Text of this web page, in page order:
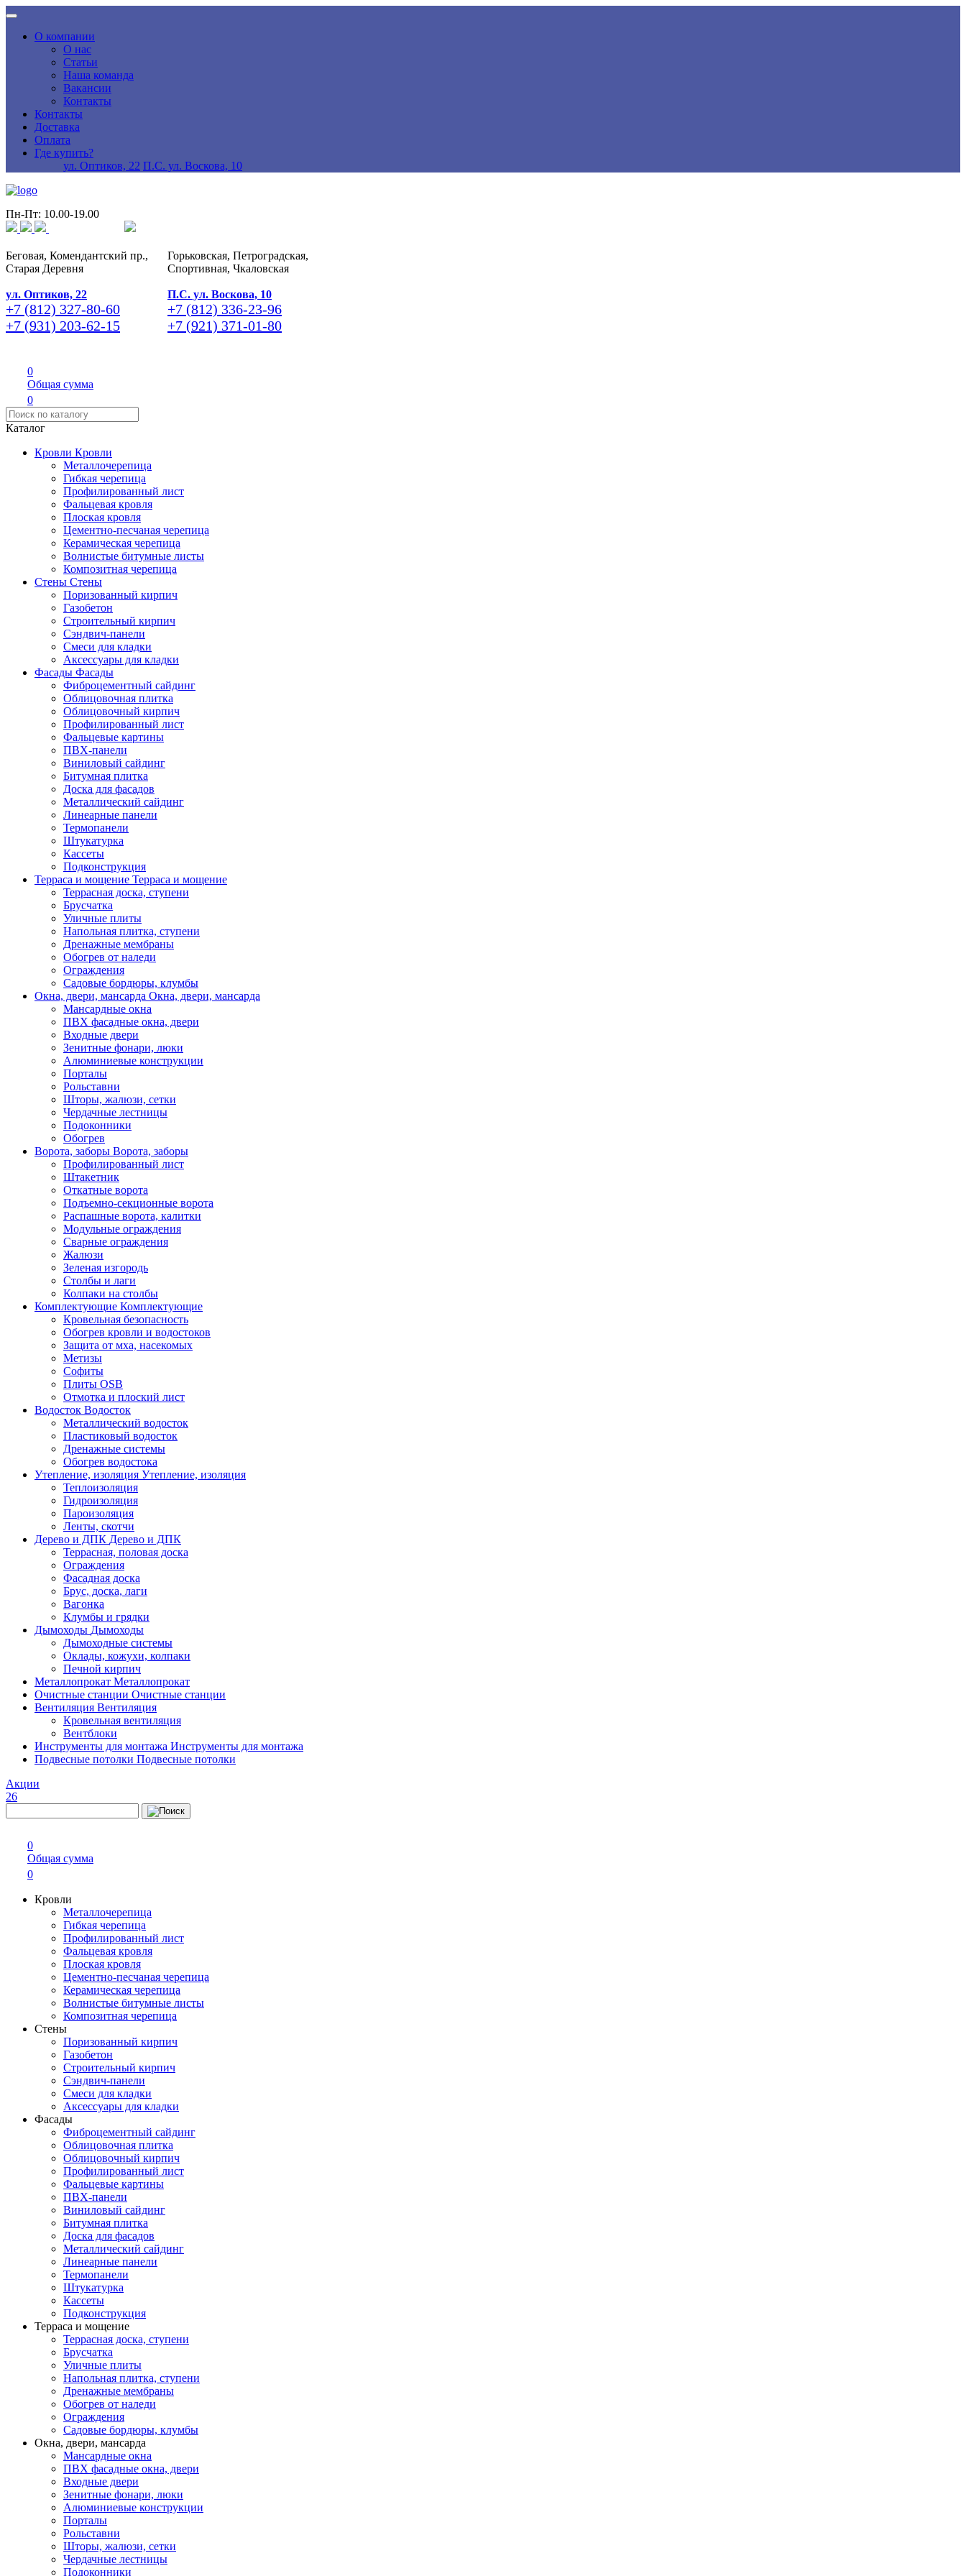
О компании
О нас
Статьи
Наша команда
Вакансии
Контакты
Контакты
Доставка
Оплата
Где купить?
ул. Оптиков, 22 П.С. ул. Воскова, 10
Пн-Пт: 10.00-19.00
Беговая, Комендантский пр.,
Старая Деревня
ул. Оптиков, 22
+7 (812) 327-80-60
+7 (931) 203-62-15
Горьковская, Петроградская,
Спортивная, Чкаловская
П.С. ул. Воскова, 10
+7 (812) 336-23-96
+7 (921) 371-01-80
0
Общая сумма
0
Каталог
Кровли Кровли
Металлочерепица
Гибкая черепица
Профилированный лист
Фальцевая кровля
Плоская кровля
Цементно-песчаная черепица
Керамическая черепица
Волнистые битумные листы
Композитная черепица
Стены Стены
Поризованный кирпич
Газобетон
Строительный кирпич
Сэндвич-панели
Смеси для кладки
Аксессуары для кладки
Фасады Фасады
Фиброцементный сайдинг
Облицовочная плитка
Облицовочный кирпич
Профилированный лист
Фальцевые картины
ПВХ-панели
Виниловый сайдинг
Битумная плитка
Доска для фасадов
Металлический сайдинг
Линеарные панели
Термопанели
Штукатурка
Кассеты
Подконструкция
Терраса и мощение Терраса и мощение
Террасная доска, ступени
Брусчатка
Уличные плиты
Напольная плитка, ступени
Дренажные мембраны
Обогрев от наледи
Ограждения
Садовые бордюры, клумбы
Окна, двери, мансарда Окна, двери, мансарда
Мансардные окна
ПВХ фасадные окна, двери
Входные двери
Зенитные фонари, люки
Алюминиевые конструкции
Порталы
Рольставни
Шторы, жалюзи, сетки
Чердачные лестницы
Подоконники
Обогрев
Ворота, заборы Ворота, заборы
Профилированный лист
Штакетник
Откатные ворота
Подъемно-секционные ворота
Распашные ворота, калитки
Модульные ограждения
Сварные ограждения
Жалюзи
Зеленая изгородь
Столбы и лаги
Колпаки на столбы
Комплектующие Комплектующие
Кровельная безопасность
Обогрев кровли и водостоков
Защита от мха, насекомых
Метизы
Софиты
Плиты OSB
Отмотка и плоский лист
Водосток Водосток
Металлический водосток
Пластиковый водосток
Дренажные системы
Обогрев водостока
Утепление, изоляция Утепление, изоляция
Теплоизоляция
Гидроизоляция
Пароизоляция
Ленты, скотчи
Дерево и ДПК Дерево и ДПК
Террасная, половая доска
Ограждения
Фасадная доска
Брус, доска, лаги
Вагонка
Клумбы и грядки
Дымоходы Дымоходы
Дымоходные системы
Оклады, кожухи, колпаки
Печной кирпич
Металлопрокат Металлопрокат
Очистные станции Очистные станции
Вентиляция Вентиляция
Кровельная вентиляция
Вентблоки
Инструменты для монтажа Инструменты для монтажа
Подвесные потолки Подвесные потолки
Акции
26
0
Общая сумма
0
Кровли
Металлочерепица
Гибкая черепица
Профилированный лист
Фальцевая кровля
Плоская кровля
Цементно-песчаная черепица
Керамическая черепица
Волнистые битумные листы
Композитная черепица
Стены
Поризованный кирпич
Газобетон
Строительный кирпич
Сэндвич-панели
Смеси для кладки
Аксессуары для кладки
Фасады
Фиброцементный сайдинг
Облицовочная плитка
Облицовочный кирпич
Профилированный лист
Фальцевые картины
ПВХ-панели
Виниловый сайдинг
Битумная плитка
Доска для фасадов
Металлический сайдинг
Линеарные панели
Термопанели
Штукатурка
Кассеты
Подконструкция
Терраса и мощение
Террасная доска, ступени
Брусчатка
Уличные плиты
Напольная плитка, ступени
Дренажные мембраны
Обогрев от наледи
Ограждения
Садовые бордюры, клумбы
Окна, двери, мансарда
Мансардные окна
ПВХ фасадные окна, двери
Входные двери
Зенитные фонари, люки
Алюминиевые конструкции
Порталы
Рольставни
Шторы, жалюзи, сетки
Чердачные лестницы
Подоконники